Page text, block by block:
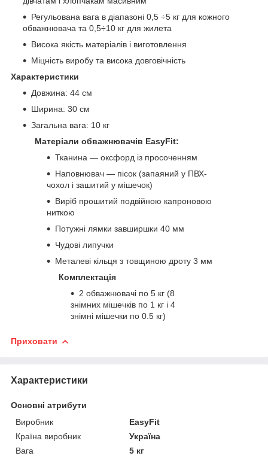
Регульована вага в діапазоні 0,5 ÷5 кг для кожного
обважнювача та 0,5÷10 кг для жилета
Висока якість матеріалів і виготовлення
Міцність виробу та висока довговічність
Характеристики
Довжина: 44 см
Ширина: 30 см
Загальна вага: 10 кг
Матеріали обважнювачів EasyFit:
Тканина — оксфорд із просоченням
Наповнювач — пісок (запаяний у ПВХ-
чохол і зашитий у мішечок)
Виріб прошитий подвійною капроновою
ниткою
Потужні лямки завширшки 40 мм
Чудові липучки
Металеві кільця з товщиною дроту 3 мм
Комплектація
2 обважнювачі по 5 кг (8
знімних мішечків по 1 кг і 4
знімні мішечки по 0.5 кг)
Приховати
Характеристики
Основні атрибути
Виробник
EasyFit
Країна виробник
Україна
Вага
5 кг